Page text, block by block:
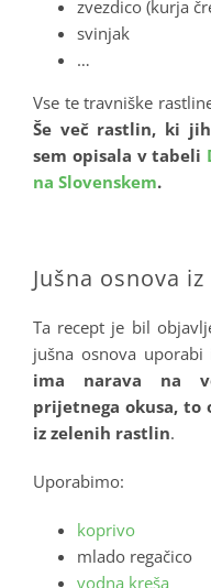
zvezdico (kurja
svinjak
…
Vse te travniške
Še več rastlin, ki
sem opisala v tabeli
na Slovenskem.
Jušna osnova
Ta recept je bil
jušna osnova
ima
narava na
prijetnega okusa, to
iz zelenih rastlin.
Uporabimo:
koprivo
mlado regačico
vodna kreša